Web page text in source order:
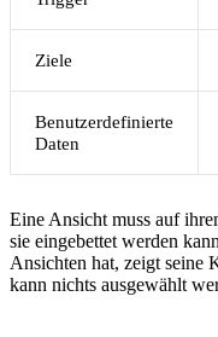
Ziele
Benutzerdefinierte
Daten
Eine Ansicht muss auf
sie eingebettet werden
Ansichten hat, zeigt seine
kann nichts ausgewählt